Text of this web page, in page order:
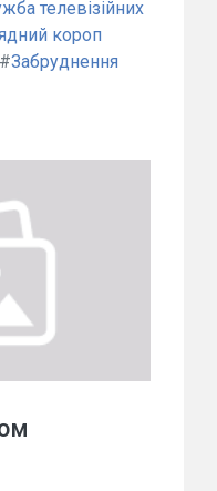
телевізійних
короп
#Забруднення